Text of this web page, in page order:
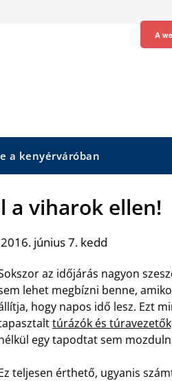
a kenyérváróban
a viharok ellen!
június 7. kedd
az időjárás nagyon
lehet megbízni benne,
hogy napos idő lesz. Ezt
túrázók és
egy tapodtat sem
teljesen érthető, ugyanis
A